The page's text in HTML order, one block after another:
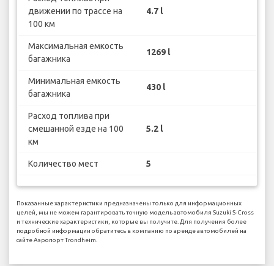
движении по трассе на
100 км
4.7 l
Максимальная емкость
багажника
1269 l
Минимальная емкость
багажника
430 l
Расход топлива при
смешанной езде на 100
км
5.2 l
Количество мест 5
Показанные характеристики предназначены только для информационных
целей, мы не можем гарантировать точную модель автомобиля Suzuki S-Cross
и технические характеристики, которые вы получите. Для получения более
подробной информации обратитесь в компанию по аренде автомобилей на
сайте Аэропорт Trondheim.